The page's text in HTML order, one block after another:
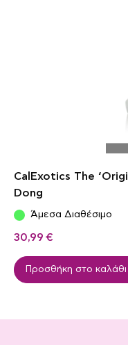
CalExotics The
Dong
Άμεσα Διαθέσιμο
30,99 €
Προσθήκη στο καλάθι